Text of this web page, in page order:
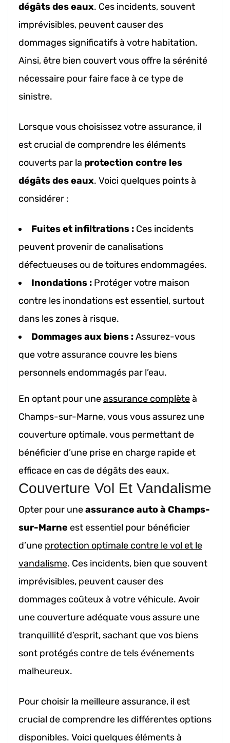
dégâts des eaux. Ces incidents, souvent
imprévisibles, peuvent causer des
dommages significatifs à votre habitation.
Ainsi, être bien couvert vous offre la sérénité
nécessaire pour faire face à ce type de
sinistre.
Lorsque vous choisissez votre assurance, il
est crucial de comprendre les éléments
couverts par la protection contre les
dégâts des eaux. Voici quelques points à
considérer :
Fuites et infiltrations : Ces incidents
peuvent provenir de canalisations
défectueuses ou de toitures endommagées.
Inondations : Protéger votre maison
contre les inondations est essentiel, surtout
dans les zones à risque.
Dommages aux biens :Assurez-vous
que votre assurance couvre les biens
personnels endommagés par l’eau.
En optant pour uneassurance complèteà
Champs-sur-Marne, vous vous assurez une
couverture optimale, vous permettant de
bénéficier d’une prise en charge rapide et
efficace en cas de dégâts des eaux.
Couverture Vol Et Vandalisme
Opter pour uneassurance auto à Champs-
sur-Marne est essentiel pour bénéficier
d’une protection optimale contre le vol et le
vandalisme. Ces incidents, bien que souvent
imprévisibles, peuvent causer des
dommages coûteux à votre véhicule. Avoir
une couverture adéquate vous assure une
tranquillité d’esprit, sachant que vos biens
sont protégés contre de tels événements
malheureux.
Pour choisir la meilleure assurance, il est
crucial de comprendre les différentes options
disponibles. Voici quelques éléments à